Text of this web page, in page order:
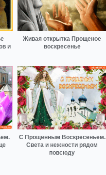
и
Живая открытка Прощеное
воскресенье
С Прощенным Воскресеньем.
Света и нежности рядом
повсюду